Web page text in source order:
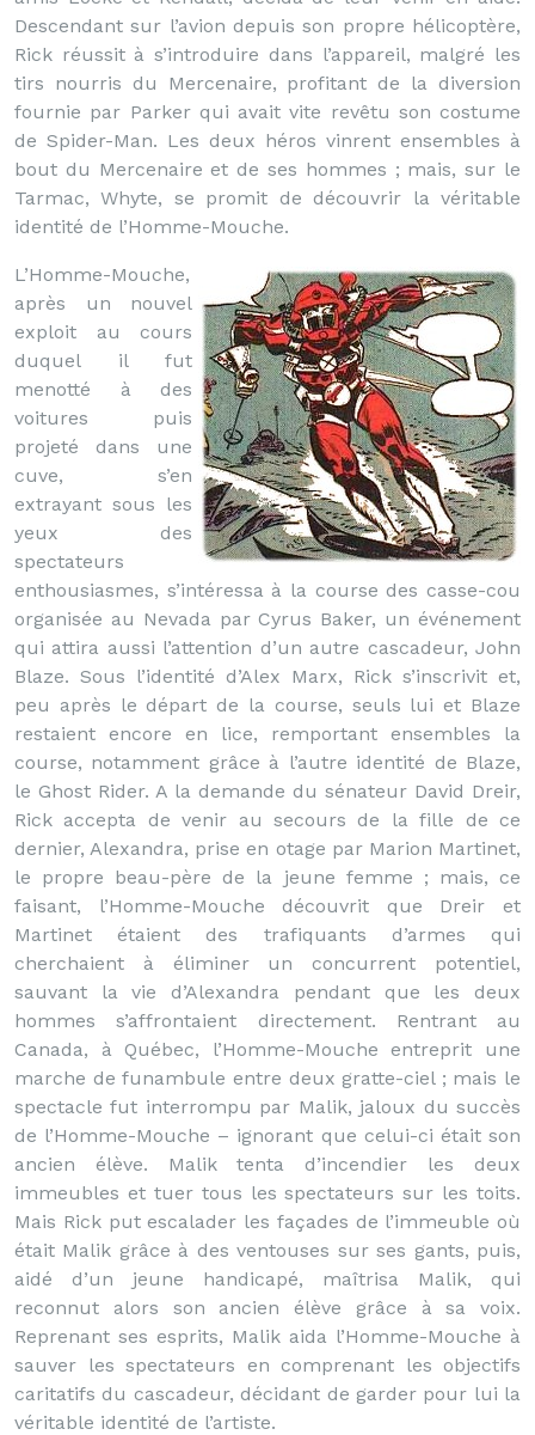
Descendant sur l’avion depuis son propre hélicoptère,
Rick réussit à s’introduire dans l’appareil, malgré les
tirs nourris du Mercenaire, profitant de la diversion
fournie par Parker qui avait vite revêtu son costume
de Spider-Man. Les deux héros vinrent ensembles à
bout du Mercenaire et de ses hommes ; mais, sur le
Tarmac, Whyte, se promit de découvrir la véritable
identité de l’Homme-Mouche.
L’Homme-Mouche,
après un nouvel
exploit au cours
duquel il fut
menotté à des
voitures puis
projeté dans une
cuve, s’en
extrayant sous les
yeux des
spectateurs
enthousiasmes, s’intéressa à la course des casse-cou
organisée au Nevada par Cyrus Baker, un événement
qui attira aussi l’attention d’un autre cascadeur, John
Blaze. Sous l’identité d’Alex Marx, Rick s’inscrivit et,
peu après le départ de la course, seuls lui et Blaze
restaient encore en lice, remportant ensembles la
course, notamment grâce à l’autre identité de Blaze,
le Ghost Rider. A la demande du sénateur David Dreir,
Rick accepta de venir au secours de la fille de ce
dernier, Alexandra, prise en otage par Marion Martinet,
le propre beau-père de la jeune femme ; mais, ce
faisant, l’Homme-Mouche découvrit que Dreir et
Martinet étaient des trafiquants d’armes qui
cherchaient à éliminer un concurrent potentiel,
sauvant la vie d’Alexandra pendant que les deux
hommes s’affrontaient directement. Rentrant au
Canada, à Québec, l’Homme-Mouche entreprit une
marche de funambule entre deux gratte-ciel ; mais le
spectacle fut interrompu par Malik, jaloux du succès
de l’Homme-Mouche – ignorant que celui-ci était son
ancien élève. Malik tenta d’incendier les deux
immeubles et tuer tous les spectateurs sur les toits.
Mais Rick put escalader les façades de l’immeuble où
était Malik grâce à des ventouses sur ses gants, puis,
aidé d’un jeune handicapé, maîtrisa Malik, qui
reconnut alors son ancien élève grâce à sa voix.
Reprenant ses esprits, Malik aida l’Homme-Mouche à
sauver les spectateurs en comprenant les objectifs
caritatifs du cascadeur, décidant de garder pour lui la
véritable identité de l’artiste.